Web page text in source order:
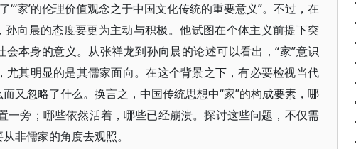
家’的伦理价值观念之于中国文化传统的重要意义”。不过，在
孙向晨的态度要更为主动与积极。他试图在个体主义前提下突
会本身的意义。从张祥龙到孙向晨的论述可以看出，“家”意识
尤其明显的是其儒家面向。在这个背景之下，有必要检视当代
又忽略了什么。换言之，中国传统思想中“家”的构成要素，哪
一旁；哪些依然活着，哪些已经崩溃。探讨这些问题，不仅需
非儒家的角度去观照。